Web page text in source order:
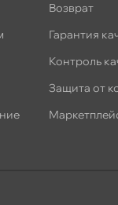
озврат
Гарантия
Контроль
Защита от